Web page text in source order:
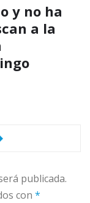
y no ha
a la
publicada.
con *